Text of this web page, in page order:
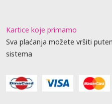
Kartice koje primamo
Sva plaćanja možete vršiti
sistema